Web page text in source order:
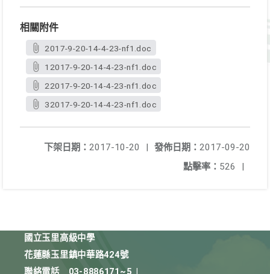
相關附件
2017-9-20-14-4-23-nf1.doc
12017-9-20-14-4-23-nf1.doc
22017-9-20-14-4-23-nf1.doc
32017-9-20-14-4-23-nf1.doc
發佈日期： 2017-09-20
下架日期： 2017-10-20
|
點擊率： 526 |
國立玉里高級中學
花蓮縣玉里鎮中華路424號
聯絡電話
03-8886171~5